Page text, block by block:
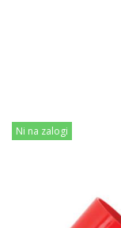
Ni na zalogi